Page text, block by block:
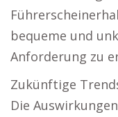
bequeme und
Anforderung zu
Zukünftige
Die